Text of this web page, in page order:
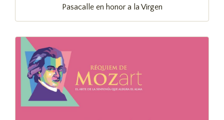
Pasacalle en honor a la Virgen